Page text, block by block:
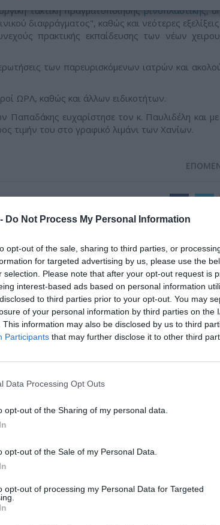
Do Not Process My Personal Information
opt-out of the sale, sharing to third parties, or
for targeted advertising by us, please use the
selection. Please note that after your opt-out request is
interest-based ads based on personal information
to third parties prior to your opt-out. You may
of your personal information by third parties on the
This information may also be disclosed by us to third
Participants that may further disclose it to other third
Data Processing Opt Outs
opt-out of the Sharing of my personal data.
opt-out of the Sale of my Personal Data.
opt-out of processing my Personal Data for Targeted
τακτική πραγματοποίησηςρινοπλαστικής,
διαφράγματος", καθώς και νεότερες
πρακτικής εκπαίδευσης των νέων
των παρευρισκόμενων ιατρών και
ΩΡΛ, καθώς και άλλων ειδικοτήτων.
Παπαδάκης ευχαρίστησε τον κ. Παυλιδέλη και
τιμήν του στο γραφικό λιμάνι των Χανίων.